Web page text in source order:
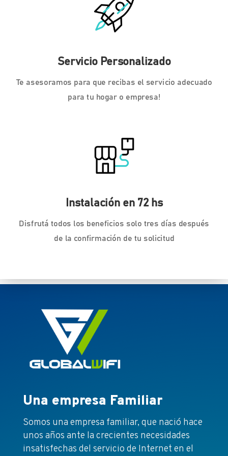
Servicio Personalizado
Te asesoramos para que recibas el servicio adecuado
para tu hogar o empresa!
Instalación en 72 hs
Disfrutá todos los beneficios solo tres días después
de la confirmación de tu solicitud
Una empresa Familiar
Somos una empresa familiar, que nació hace
unos años ante la crecientes necesidades
insatisfechas del servicio de Internet en el